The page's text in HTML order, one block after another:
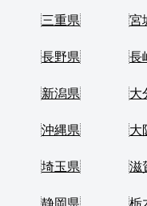
三重県 宮
長野県 長
新潟県 大
沖縄県 大
埼玉県 滋
静岡県 栃